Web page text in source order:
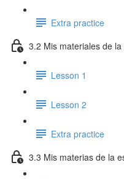
Extra practice
3.2 Mis materiales de
Lesson 1
Lesson 2
Extra practice
3.3 Mis materias de la